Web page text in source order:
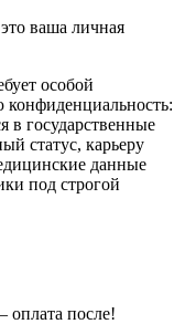
ваша личная
особой
в государственные
статус, карьеру
данные
под строгой
после!